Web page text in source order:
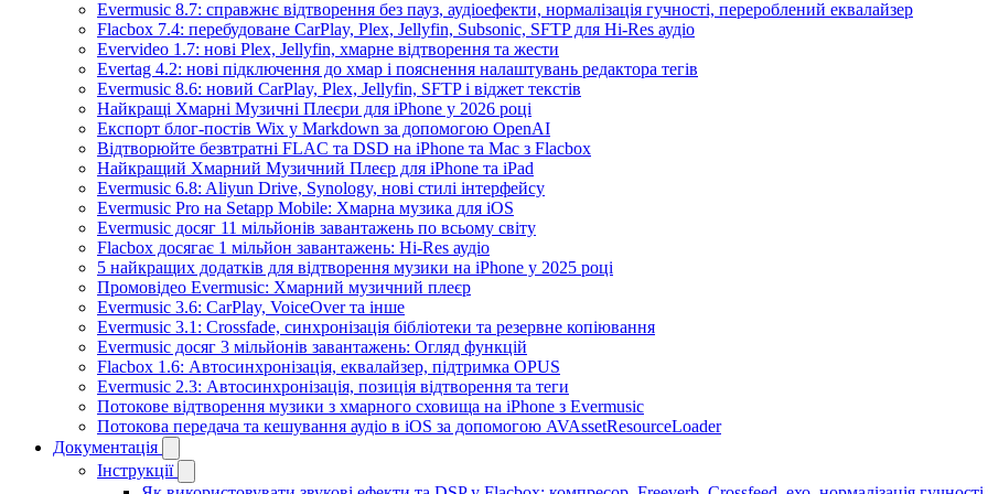
Evermusic 8.7: справжнє відтворення без пауз, аудіоефекти, нормалізація гучності, перероблений еквалайзер
Flacbox 7.4: перебудоване CarPlay, Plex, Jellyfin, Subsonic, SFTP для Hi-Res аудіо
Evervideo 1.7: нові Plex, Jellyfin, хмарне відтворення та жести
Evertag 4.2: нові підключення до хмар і пояснення налаштувань редактора тегів
Evermusic 8.6: новий CarPlay, Plex, Jellyfin, SFTP і віджет текстів
Найкращі Хмарні Музичні Плеєри для iPhone у 2026 році
Експорт блог-постів Wix у Markdown за допомогою OpenAI
Відтворюйте безвтратні FLAC та DSD на iPhone та Mac з Flacbox
Найкращий Хмарний Музичний Плеєр для iPhone та iPad
Evermusic 6.8: Aliyun Drive, Synology, нові стилі інтерфейсу
Evermusic Pro на Setapp Mobile: Хмарна музика для iOS
Evermusic досяг 11 мільйонів завантажень по всьому світу
Flacbox досягає 1 мільйон завантажень: Hi-Res аудіо
5 найкращих додатків для відтворення музики на iPhone у 2025 році
Промовідео Evermusic: Хмарний музичний плеєр
Evermusic 3.6: CarPlay, VoiceOver та інше
Evermusic 3.1: Crossfade, синхронізація бібліотеки та резервне копіювання
Evermusic досяг 3 мільйонів завантажень: Огляд функцій
Flacbox 1.6: Автосинхронізація, еквалайзер, підтримка OPUS
Evermusic 2.3: Автосинхронізація, позиція відтворення та теги
Потокове відтворення музики з хмарного сховища на iPhone з Evermusic
Потокова передача та кешування аудіо в iOS за допомогою AVAssetResourceLoader
Документація
Інструкції